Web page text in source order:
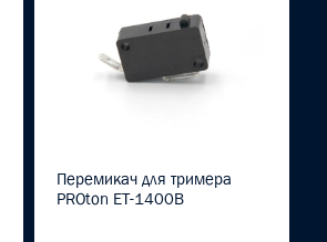
Перемикач для тримера
PROton ET-1400B